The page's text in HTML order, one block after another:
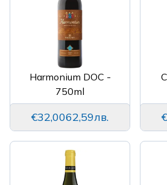
Harmonium DOC -
750ml
€32,0062,59лв.